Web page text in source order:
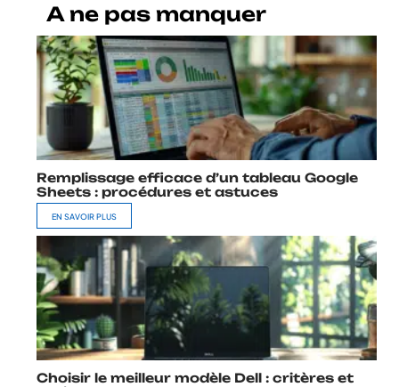
A ne pas manquer
Remplissage efficace d’un tableau Google
Sheets : procédures et astuces
EN SAVOIR PLUS
Choisir le meilleur modèle Dell : critères et